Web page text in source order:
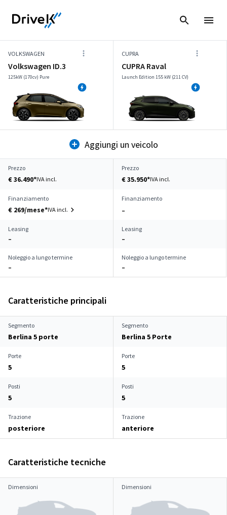
VOLKSWAGEN
Volkswagen ID.3
125kW (170cv) Pure
CUPRA
CUPRA Raval
Launch Edition 155 kW (211 CV)
Aggiungi un veicolo
Prezzo
€ 36.490*IVA incl.
Prezzo
€ 35.950*IVA incl.
Finanziamento
€ 269/mese*IVA incl.
Finanziamento
–
Leasing
–
Leasing
–
Noleggio a lungo termine
–
Noleggio a lungo termine
–
Caratteristiche principali
Segmento
Berlina 5 porte
Segmento
Berlina 5 Porte
Porte
5
Porte
5
Posti
5
Posti
5
Trazione
posteriore
Trazione
anteriore
Caratteristiche tecniche
Dimensioni Dimensioni